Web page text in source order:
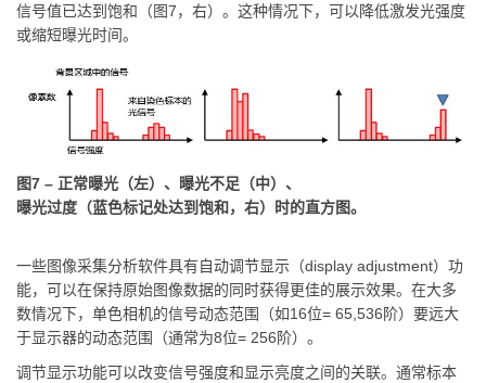
信号值已达到饱和（图7，右）。这种情况下，可以降低激发光强度
或缩短曝光时间。
图7 – 正常曝光（左）、曝光不足（中）、
曝光过度（蓝色标记处达到饱和，右）时的直方图。
一些图像采集分析软件具有自动调节显示（display adjustment）功
能，可以在保持原始图像数据的同时获得更佳的展示效果。在大多
数情况下，单色相机的信号动态范围（如16位= 65,536阶）要远大
于显示器的动态范围（通常为8位= 256阶）。
调节显示功能可以改变信号强度和显示亮度之间的关联。通常标本